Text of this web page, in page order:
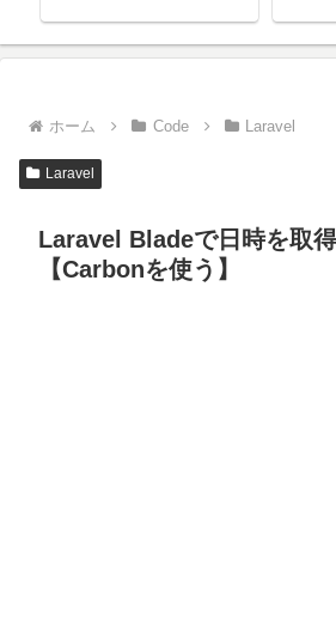
ホーム Code Laravel
Laravel
Laravel Bladeで日時を取
【Carbonを使う】